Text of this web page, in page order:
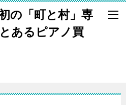
の「町と村」専
あるピアノ買